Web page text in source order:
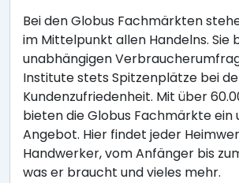
Bei den Globus Fachmärkten
im Mittelpunkt allen Handelns. Sie
unabhängigen
Institute stets Spitzenplätze bei
Kundenzufriedenheit. Mit über
bieten die Globus Fachmärkte ein
Angebot. Hier findet jeder
Handwerker, vom Anfänger bis
was er braucht und vieles mehr.